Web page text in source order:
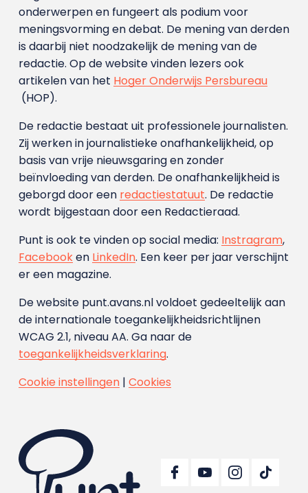
onderwerpen en fungeert als podium voor
meningsvorming en debat. De mening van derden
is daarbij niet noodzakelijk de mening van de
redactie. Op de website vinden lezers ook
artikelen van het Hoger Onderwijs Persbureau
(HOP).
De redactie bestaat uit professionele journalisten.
Zij werken in journalistieke onafhankelijkheid, op
basis van vrije nieuwsgaring en zonder
beïnvloeding van derden. De onafhankelijkheid is
geborgd door een redactiestatuut. De redactie
wordt bijgestaan door een Redactieraad.
Punt is ook te vinden op social media: Instragram,
Facebooken LinkedIn. Een keer per jaar verschijnt
er een magazine.
De website punt.avans.nl voldoet gedeeltelijk aan
de internationale toegankelijkheidsrichtlijnen
WCAG 2.1, niveau AA. Ga naar de
toegankelijkheidsverklaring.
Cookie instellingen| Cookies